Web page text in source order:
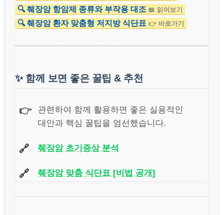
🔍 췌장암 항암제 종류와 부작용 대조 📖 읽어보기
🔍 췌장암 환자 맞춤형 저지방 식단표 👉 바로가기
✨ 함께 보면 좋은 꿀팁 & 추천
👉
관련하여 함께 활용하면 좋은 실용적인
대안과 핵심 꿀팁을 엄선했습니다.
🔗 췌장암 초기증상 분석
🔗 췌장암 맞춤 식단표 [비법 공개]